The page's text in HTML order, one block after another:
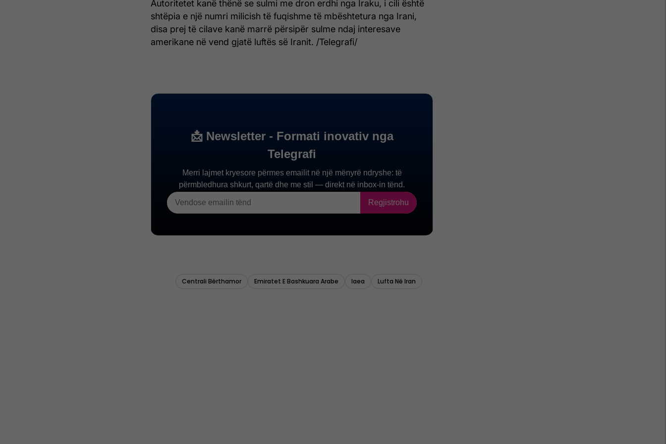
Autoritetet kanë thënë se sulmi me dron erdhi nga Iraku, i cili është
shtëpia e një numri milicish të fuqishme të mbështetura nga Irani,
disa prej të cilave kanë marrë përsipër sulme ndaj interesave
amerikane në vend gjatë luftës së Iranit. /Telegrafi/